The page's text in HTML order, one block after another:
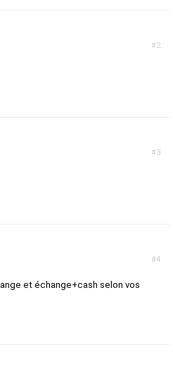
#2
#3
#4
et échange+cash selon vos